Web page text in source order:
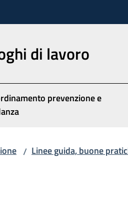
di lavoro
prevenzione e
/ Linee guida, buone